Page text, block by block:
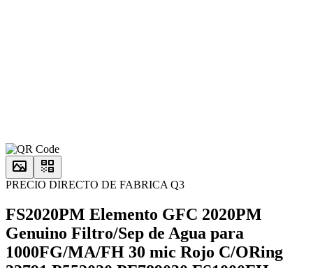
PRECIO DIRECTO DE FABRICA Q3
FS2020PM Elemento GFC 2020PM
Genuino Filtro/Sep de Agua para
1000FG/MA/FH 30 mic Rojo C/ORing